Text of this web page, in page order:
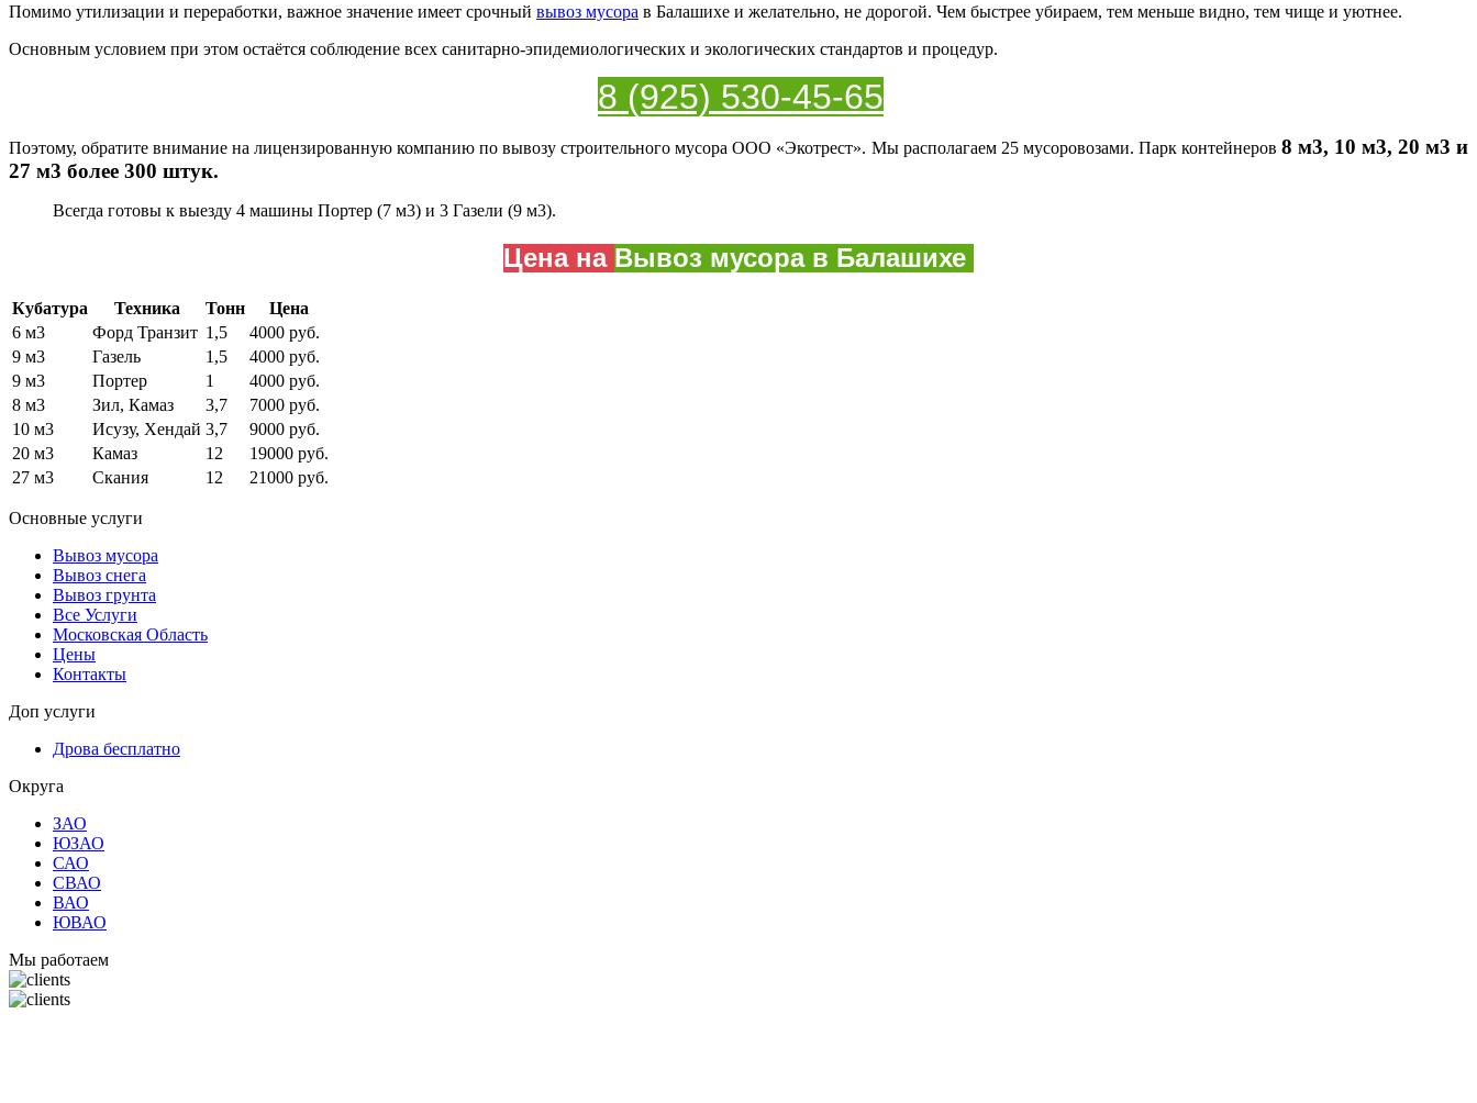
Помимо утилизации и переработки, важное значение имеет срочный вывоз мусора в Балашихе и желательно, не дорогой. Чем быстрее убираем, тем меньше видно, тем чище и уютнее.
Основным условием при этом остаётся соблюдение всех санитарно-эпидемиологических и экологических стандартов и процедур.
8 (925) 530-45-65
Поэтому, обратите внимание на лицензированную компанию по вывозу строительного мусора ООО «Экотрест». Мы располагаем 25 мусоровозами. Парк контейнеров 8 м3, 10 м3, 20 м3 и
27 м3 более 300 штук.
Всегда готовы к выезду 4 машины Портер (7 м3) и 3 Газели (9 м3).
Цена на Вывоз мусора в Балашихе
Кубатура Техника Тонн
Цена
6 м3
Форд Транзит 1,5
4000 руб.
9 м3
Газель 1,5
4000 руб.
9 м3
Портер 1
4000 руб.
8 м3
Зил, Камаз 3,7
7000 руб.
10 м3
Исузу, Хендай 3,7
9000 руб.
20 м3
Камаз 12
19000 руб.
27 м3
Скания 12 21000 руб.
Основные услуги
Вывоз мусора
Вывоз снега
Вывоз грунта
Все Услуги
Московская Область
Цены
Контакты
Доп услуги
Дрова бесплатно
Округа
ЗАО
ЮЗАО
САО
СВАО
ВАО
ЮВАО
Мы работаем